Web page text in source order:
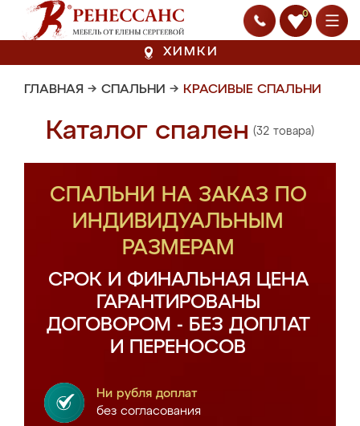
0
ХИМКИ
ГЛАВНАЯ → СПАЛЬНИ → КРАСИВЫЕ СПАЛЬНИ
Каталог спален (32 товара)
СПАЛЬНИ НА ЗАКАЗ ПО
ИНДИВИДУАЛЬНЫМ
РАЗМЕРАМ
СРОК И ФИНАЛЬНАЯ ЦЕНА
ГАРАНТИРОВАНЫ
ДОГОВОРОМ - БЕЗ ДОПЛАТ
И ПЕРЕНОСОВ
Ни рубля доплат
без согласования